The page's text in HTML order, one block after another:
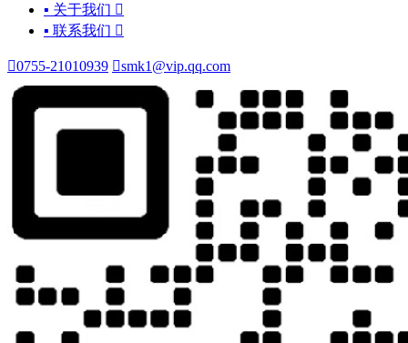
▪ 关于我们 
▪ 联系我们 
0755-21010939 smk1@vip.qq.com